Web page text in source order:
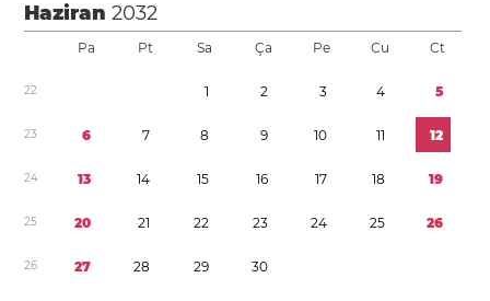
Haziran2032
Pa Pt Sa Ça Pe Cu Ct
22 1 2 3 4 5
23 6 7 8 9 10 11 12
24 13 14 15 16 17 18 19
25 20 21 22 23 24 25 26
26 27 28 29 30